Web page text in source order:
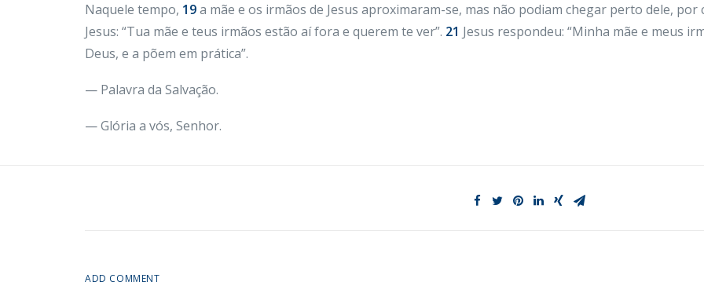
Naquele tempo, 19a mãe e os irmãos de Jesus aproximaram-se, mas não podiam chegar perto dele,
Jesus: “Tua mãe e teus irmãos estão aí fora e querem te ver”. 21 Jesus respondeu: “Minha mãe e meus
Deus, e a põem em prática”.
— Palavra da Salvação.
— Glória a vós, Senhor.
ADD COMMENT